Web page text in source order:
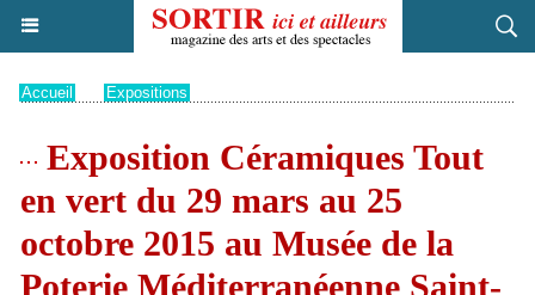
Accueil Expositions
Exposition Céramiques Tout
en vert du 29 mars au 25
octobre 2015 au Musée de la
Poterie Méditerranéenne Saint-